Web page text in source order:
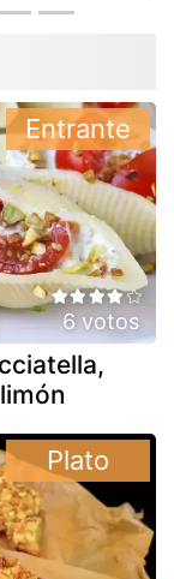
6 votos
Entrante
Plato